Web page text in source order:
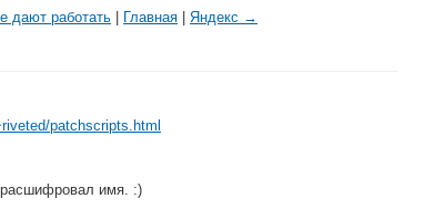
дают работать Главная Яндекс →
patchscripts.html
имя. :)